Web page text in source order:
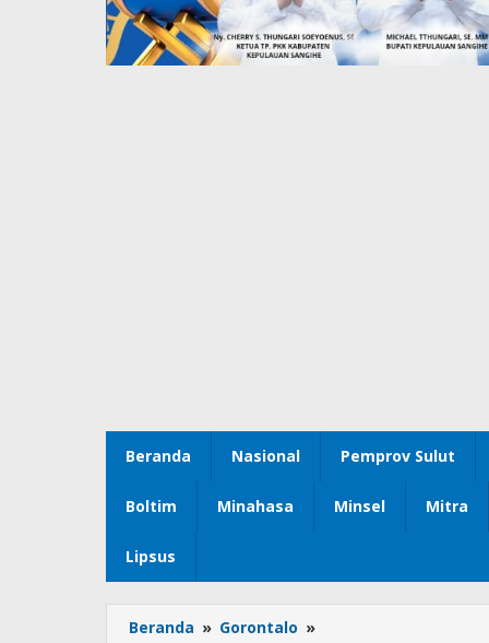
Beranda Nasional Pemprov Sulut
Boltim Minahasa Minsel Mitra
Lipsus
Beranda » Gorontalo »